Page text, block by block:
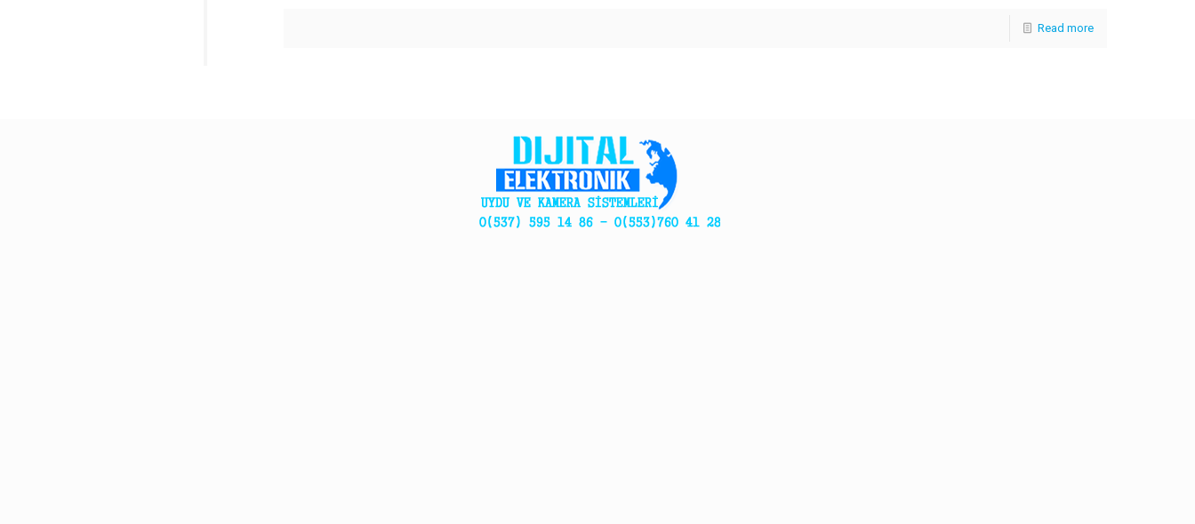
Read more